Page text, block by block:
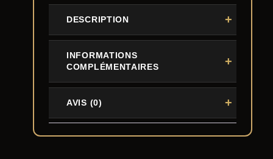
DESCRIPTION
INFORMATIONS
COMPLÉMENTAIRES
AVIS (0)